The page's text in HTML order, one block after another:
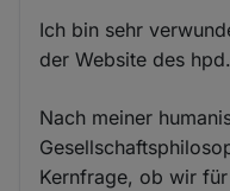
Ich bin sehr
der Website des hpd.
Nach meiner
Kernfrage, ob wir